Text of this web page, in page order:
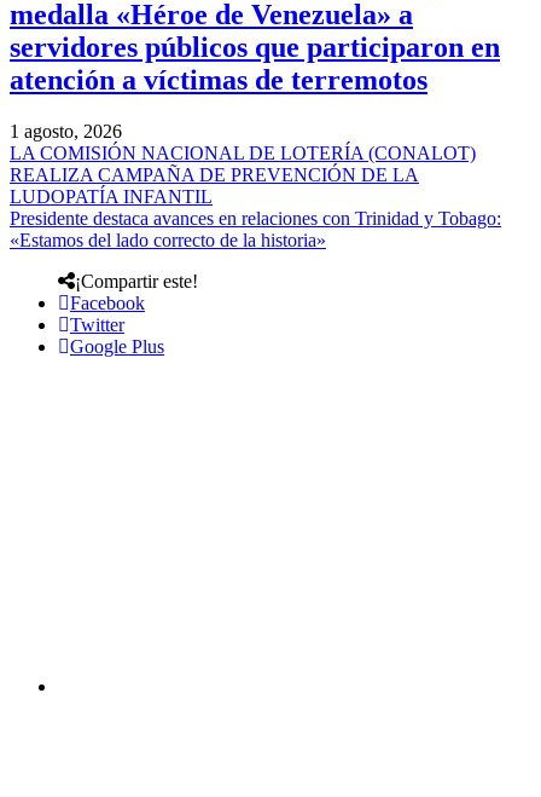
medalla «Héroe de Venezuela» a
servidores públicos que participaron en
atención a víctimas de terremotos
1 agosto, 2026
LA COMISIÓN NACIONAL DE LOTERÍA (CONALOT)
REALIZA CAMPAÑA DE PREVENCIÓN DE LA
LUDOPATÍA INFANTIL
Presidente destaca avances en relaciones con Trinidad y Tobago:
«Estamos del lado correcto de la historia»
¡Compartir este!
Facebook
Twitter
Google Plus